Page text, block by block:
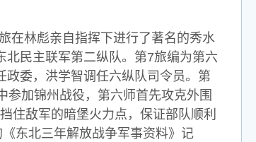
林彪亲自指挥下进行了著名的秀水
民主联军第二纵队。第7旅编为第六
委，洪学智调任六纵队司令员。第
参加锦州战役，第六师首先攻克外围
住敌军的暗堡火力点，保证部队顺利
东北三年解放战争军事资料》记